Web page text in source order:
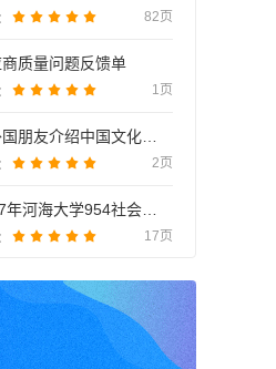
     82页
质量问题反馈单
     1页
     2页
     17页